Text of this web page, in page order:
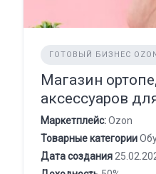
ГОТОВЫЙ БИЗНЕС
Магазин
аксессуаров
Маркетплейс:Ozon
Товарные категории
Дата создания